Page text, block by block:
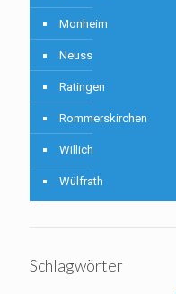
Monheim
Neuss
Ratingen
Rommerskirchen
Willich
Wülfrath
Schlagwörter